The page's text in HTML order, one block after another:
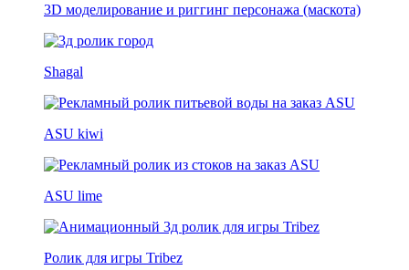
3D моделирование и риггинг персонажа (маскота)
Shagal
ASU kiwi
ASU lime
Ролик для игры Tribez